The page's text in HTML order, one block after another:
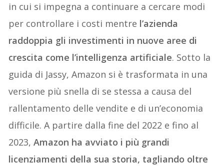
in cui si impegna a continuare a cercare modi
per controllare i costi mentre l’azienda
raddoppia gli investimenti in nuove aree di
crescita come l’intelligenza artificiale. Sotto la
guida di Jassy, Amazon si è trasformata in una
versione più snella di se stessa a causa del
rallentamento delle vendite e di un’economia
difficile. A partire dalla fine del 2022 e fino al
2023,Amazon ha avviato i più grandi
licenziamenti della sua storia, tagliando oltre